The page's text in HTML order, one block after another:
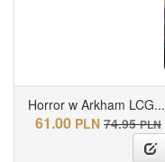
Horror w Arkham LCG...
61.00 PLN 74.95 PLN